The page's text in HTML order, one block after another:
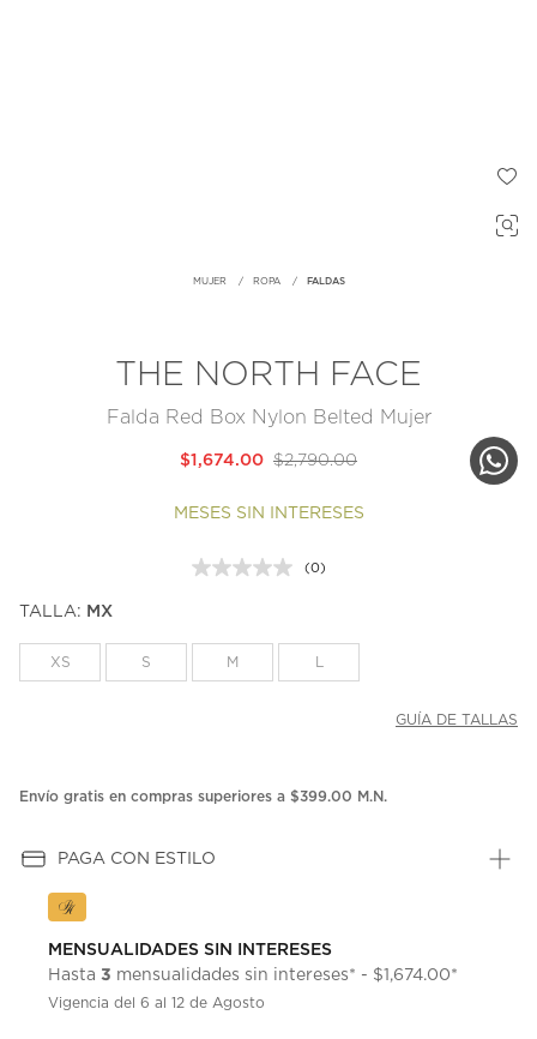
MUJER ROPA FALDAS
THE NORTH FACE
Falda Red Box Nylon Belted Mujer
$2,790.00
$1,674.00
MESES SIN INTERESES
Sin
la
misma
(0)
TALLA: MX
XS S M
GUÍA DE TALLAS
Envío gratis en compras superiores a $399.00 M.N.
PAGA CON ESTILO
MENSUALIDADES SIN INTERESES
Hasta 3 mensualidades sin intereses* - $1,674.00*
Vigencia del 6 al 12 de Agosto